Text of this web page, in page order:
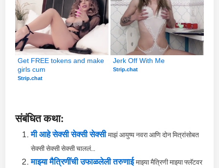
Get FREE tokens and make
girls cum
Strip.chat
Jerk Off With Me
Strip.chat
संबंधित कथा:
मी आहे सेक्सी सेक्सी सेक्सी माझं आयुष्य नवरा आणि दोन मित्रांसोबत
सेक्सी सेक्सी सेक्सी चाललं...
माझ्या मैत्रिणींची उफाळलेली तरुणाई माझ्या मैत्रिणी माझ्या फ्लॅटवर